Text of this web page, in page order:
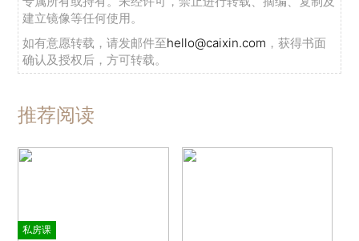
建立镜像等任何使用。
如有意愿转载，请发邮件至hello@caixin.com ，获得书面
确认及授权后，方可转载。
推荐阅读
私房课